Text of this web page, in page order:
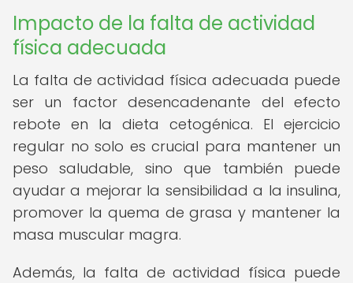
Impacto de la falta de actividad
física adecuada
La falta de actividad física adecuada puede
ser un factor desencadenante del efecto
rebote en la dieta cetogénica. El ejercicio
regular no solo es crucial para mantener un
peso saludable, sino que también puede
ayudar a mejorar la sensibilidad a la insulina,
promover la quema de grasa y mantener la
masa muscular magra.
Además, la falta de actividad física puede